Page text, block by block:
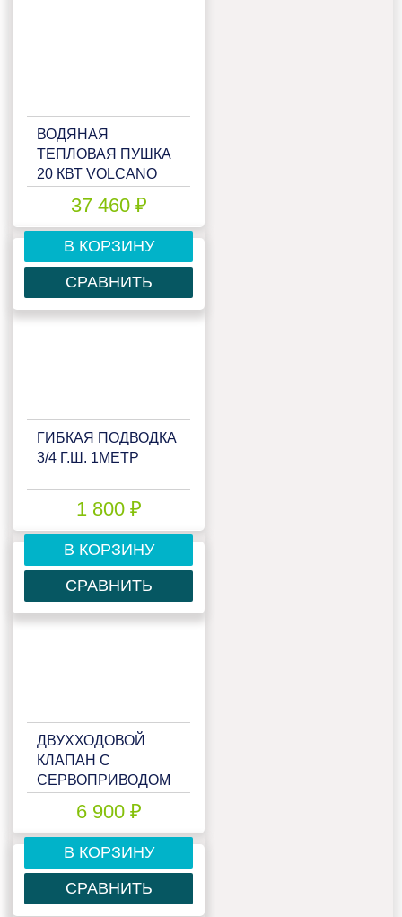
ВОДЯНАЯ
ТЕПЛОВАЯ ПУШКА
20 КВТ VOLCANO
37 460 ₽
В КОРЗИНУ
СРАВНИТЬ
ГИБКАЯ ПОДВОДКА
3/4 Г.Ш. 1МЕТР
1 800 ₽
В КОРЗИНУ
СРАВНИТЬ
ДВУХХОДОВОЙ
КЛАПАН С
СЕРВОПРИВОДОМ
6 900 ₽
В КОРЗИНУ
СРАВНИТЬ